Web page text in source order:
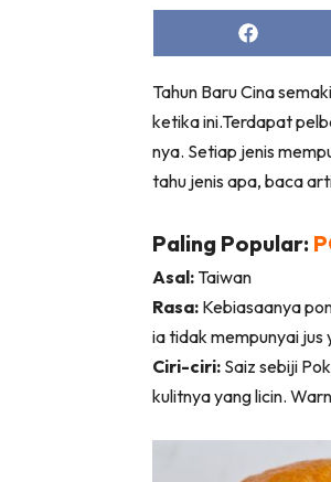
Share
on
Tahun Baru Cina
ketika ini.Terdapat
nya. Setiap jenis
tahu jenis apa, baca
Paling Popular:
Asal: Taiwan
Rasa: Kebiasaanya
ia tidak mempunyai jus
Ciri-ciri: Saiz sebiji
kulitnya yang licin.